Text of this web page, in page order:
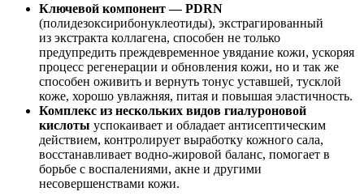
Ключевой компонент — PDRN
(полидезоксирибонуклеотиды), экстрагированный
из экстракта коллагена, способен не только
предупредить преждевременное увядание кожи, ускоряя
процесс регенерации и обновления кожи, но и так же
способен оживить и вернуть тонус уставшей, тусклой
коже, хорошо увлажняя, питая и повышая эластичность.
Комплекс из нескольких видов гиалуроновой
кислоты успокаивает и обладает антисептическим
действием, контролирует выработку кожного сала,
восстанавливает водно-жировой баланс, помогает в
борьбе с воспалениями, акне и другими
несовершенствами кожи.